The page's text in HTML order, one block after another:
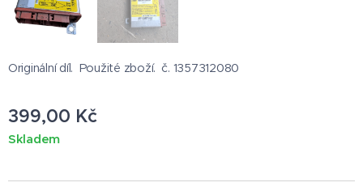
Originální díl. Použité zboží. č. 1357312080
399,00 Kč
Skladem